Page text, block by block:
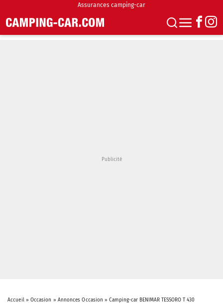
Assurances camping-car
Accueil» Occasion » Annonces Occasion »Camping-car BENIMAR TESSORO T 430